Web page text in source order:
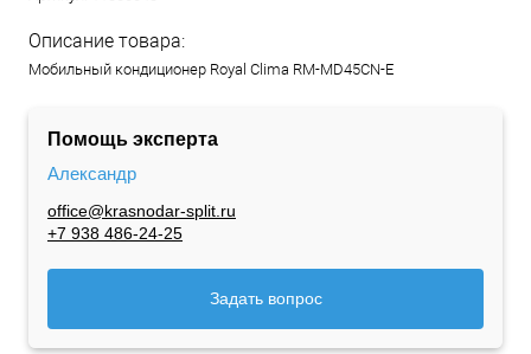
Описание товара:
Мобильный кондиционер Royal Clima RM-MD45CN-E
Помощь эксперта
Александр
office@krasnodar-split.ru
+7 938 486-24-25
Задать вопрос